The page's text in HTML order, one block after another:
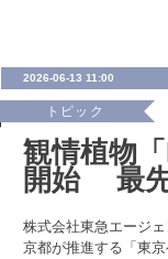
2026-06-13 11:00
トピック
観情植物
開始 最先
株式会社東急エージ
京都が推進する「東